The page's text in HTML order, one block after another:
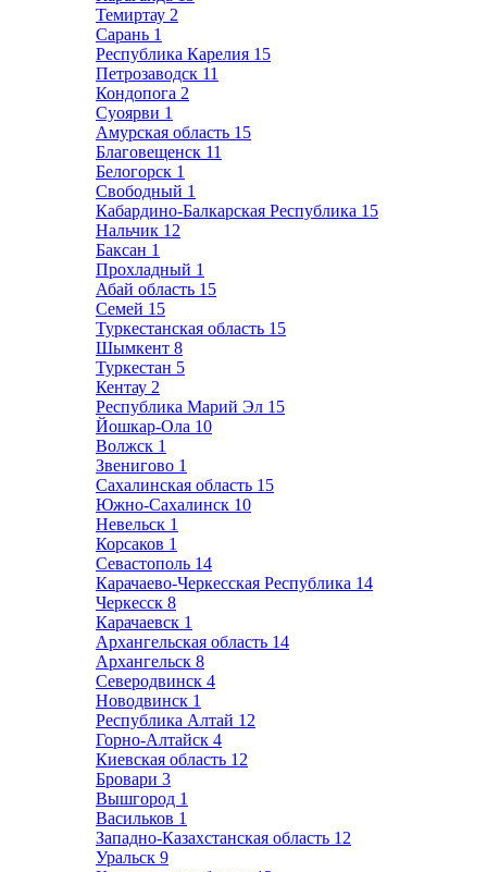
Темиртау 2
Сарань 1
Республика Карелия 15
Петрозаводск 11
Кондопога 2
Суоярви 1
Амурская область 15
Благовещенск 11
Белогорск 1
Свободный 1
Кабардино-Балкарская Республика 15
Нальчик 12
Баксан 1
Прохладный 1
Абай область 15
Семей 15
Туркестанская область 15
Шымкент 8
Туркестан 5
Кентау 2
Республика Марий Эл 15
Йошкар-Ола 10
Волжск 1
Звенигово 1
Сахалинская область 15
Южно-Сахалинск 10
Невельск 1
Корсаков 1
Севастополь 14
Карачаево-Черкесская Республика 14
Черкесск 8
Карачаевск 1
Архангельская область 14
Архангельск 8
Северодвинск 4
Новодвинск 1
Республика Алтай 12
Горно-Алтайск 4
Киевская область 12
Бровари 3
Вышгород 1
Васильков 1
Западно-Казахстанская область 12
Уральск 9